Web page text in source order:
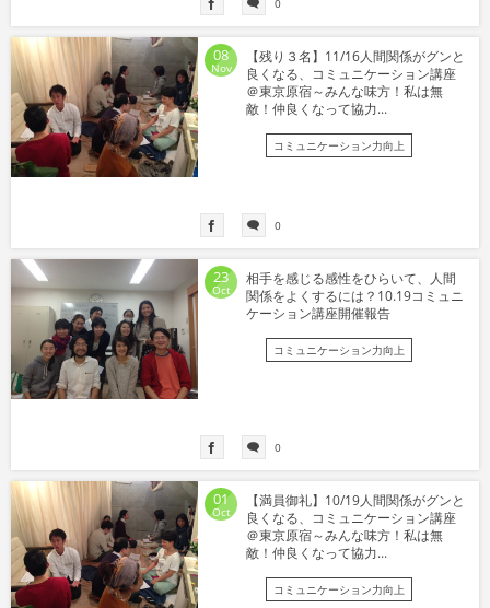
0
08
Nov
【残り３名】11/16人間関係がグンと
良くなる、コミュニケーション講座
＠東京原宿～みんな味方！私は無
敵！仲良くなって協力...
コミュニケーション力向上
0
23
Oct
相手を感じる感性をひらいて、人間
関係をよくするには？10.19コミュニ
ケーション講座開催報告
コミュニケーション力向上
0
01
Oct
【満員御礼】10/19人間関係がグンと
良くなる、コミュニケーション講座
＠東京原宿～みんな味方！私は無
敵！仲良くなって協力...
コミュニケーション力向上